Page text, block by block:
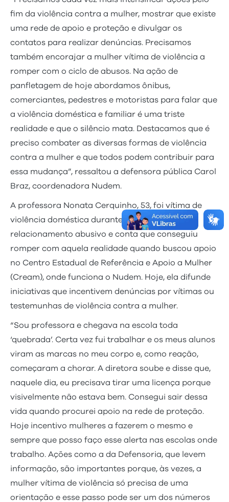
fim da violência contra a mulher, mostrar que existe
uma rede de apoio e proteção e divulgar os
contatos para realizar denúncias. Precisamos
também encorajar a mulher vítima de violência a
romper com o ciclo de abusos. Na ação de
panfletagem de hoje abordamos ônibus,
comerciantes, pedestres e motoristas para falar que
a violência doméstica e familiar é uma triste
realidade e que o silêncio mata. Destacamos que é
preciso combater as diversas formas de violência
contra a mulher e que todos podem contribuir para
essa mudança”, ressaltou a defensora pública Carol
Braz, coordenadora Nudem.
A professora Nonata Cerquinho, 53, foi vítima de
violência doméstica durante anos em um
relacionamento abusivo e conta que conseguiu
romper com aquela realidade quando buscou apoio
no Centro Estadual de Referência e Apoio a Mulher
(Cream), onde funciona o Nudem. Hoje, ela difunde
iniciativas que incentivem denúncias por vítimas ou
testemunhas de violência contra a mulher.
“Sou professora e chegava na escola toda
‘quebrada’. Certa vez fui trabalhar e os meus alunos
viram as marcas no meu corpo e, como reação,
começaram a chorar. A diretora soube e disse que,
naquele dia, eu precisava tirar uma licença porque
visivelmente não estava bem. Consegui sair dessa
vida quando procurei apoio na rede de proteção.
Hoje incentivo mulheres a fazerem o mesmo e
sempre que posso faço esse alerta nas escolas onde
trabalho. Ações como a da Defensoria, que levem
informação, são importantes porque, às vezes, a
mulher vítima de violência só precisa de uma
orientação e esse passo pode ser um dos números